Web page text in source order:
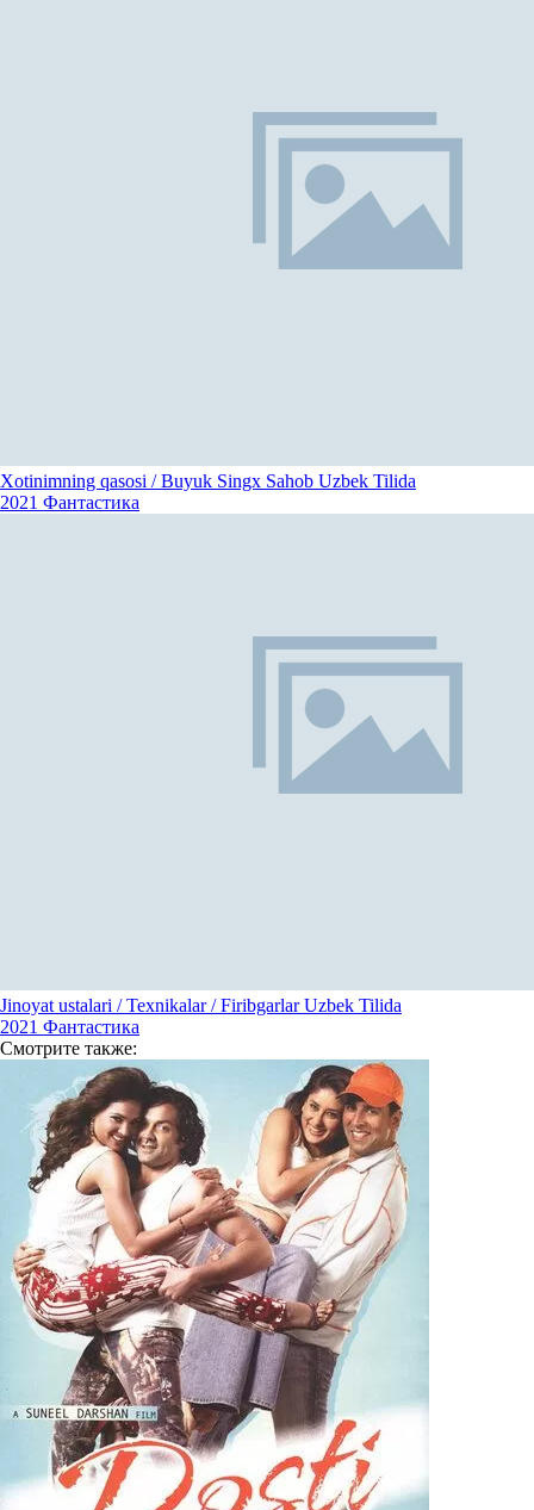
Xotinimning qasosi / Buyuk Singx Sahob Uzbek Tilida
2021 Фантастика
Jinoyat ustalari / Texnikalar / Firibgarlar Uzbek Tilida
2021 Фантастика
Смотрите также: